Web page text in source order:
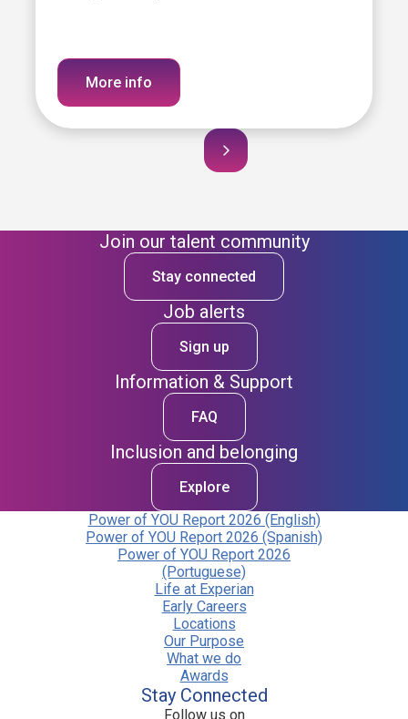
More info
Join our talent community
Stay connected
Job alerts
Sign up
Information & Support
FAQ
Inclusion and belonging
Explore
Power of YOU Report 2026 (English)
Power of YOU Report 2026 (Spanish)
Power of YOU Report 2026
(Portuguese)
Life at Experian
Early Careers
Locations
Our Purpose
What we do
Awards
Stay Connected
Follow us on